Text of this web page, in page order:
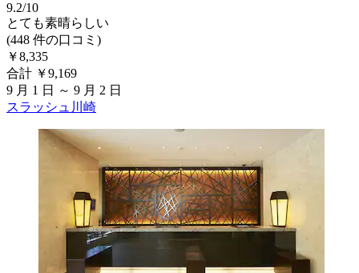
9.2/10
とても素晴らしい
(448 件の口コミ)
￥8,335
合計 ￥9,169
9 月 1 日 ～ 9 月 2 日
スラッシュ川崎